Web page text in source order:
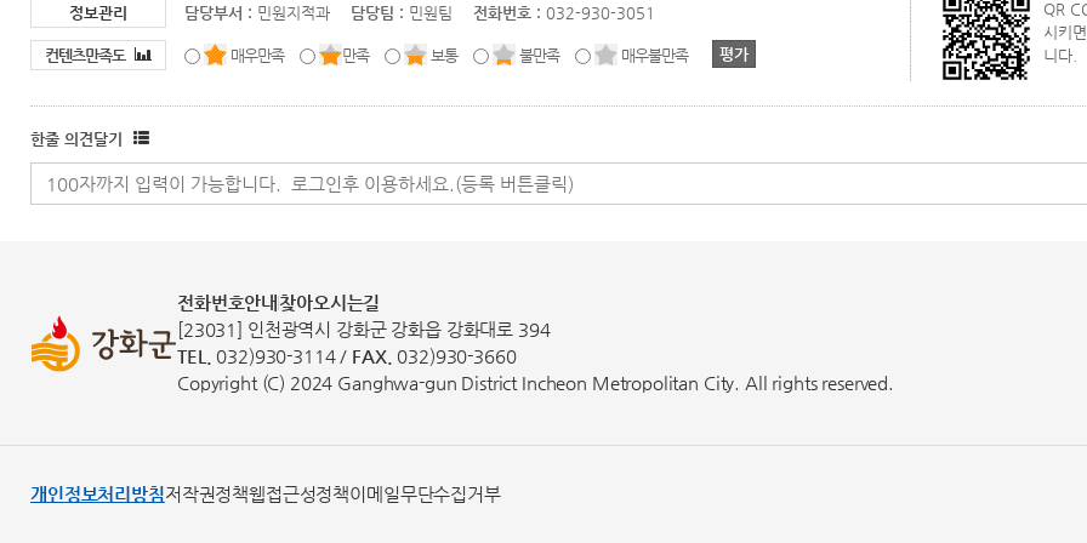
정보관리 담당부서 : 민원지적과 담당팀 : 민원팀 전화번호 : 032-930-3051
컨텐츠만족도 매우만족 만족 보통 불만족 매우불만족
QR
시키
니다.
한줄 의견달기
전화번호안내찾아오시는길
[23031] 인천광역시 강화군 강화읍 강화대로 394
TEL.
032)930-3114 / FAX. 032)930-3660
Copyright (C) 2024 Ganghwa-gun District Incheon Metropolitan City. All rights reserved.
개인정보처리방침저작권정책웹접근성정책이메일무단수집거부